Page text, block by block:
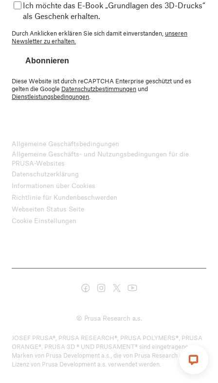
Ich möchte das E-Book „Grundlagen des 3D-Drucks“
als Geschenk erhalten.
Durch Anklicken erklären Sie sich damit einverstanden, unseren
Newsletter zu erhalten.
Abonnieren
Diese Website ist durch reCAPTCHA Enterprise geschützt und es
gelten die Google Datenschutzbestimmungen und
Dienstleistungsbedingungen.
Allgemeine Geschäftsbedingungen
Allgemeine Geschäfts- und Nutzungsbedingungen für die
PRUSA-Websites
Datenschutzerklärung
Informationen über Cookies
Richtlinie für Kundenbeschwerden
Webseiten Status Seite
Cookie Einstellungen
© Prusa Research a.s.
JOSEF PRUSA®, PRUSA RESEARCH®, PRUSA POLYMERS®, PRUSA
ORANGE®, PRUSA 3D ® UND PRUSAMENT® sind eingetragene
Marken von Prusa Development a.s., die von Prusa Research a.s. unter
Lizenz von Prusa Development a.s. verwendet werden.